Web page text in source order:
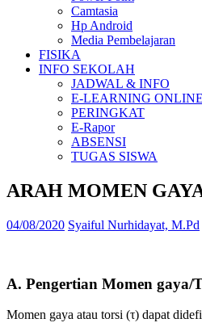
Camtasia
Hp Android
Media Pembelajaran
FISIKA
INFO SEKOLAH
JADWAL & INFO
E-LEARNING ONLINE
PERINGKAT
E-Rapor
ABSENSI
TUGAS SISWA
ARAH MOMEN
04/08/2020 Syaiful Nurhidayat, M.Pd
A. Pengertian Momen gaya/
Momen gaya atau torsi (τ) dapat